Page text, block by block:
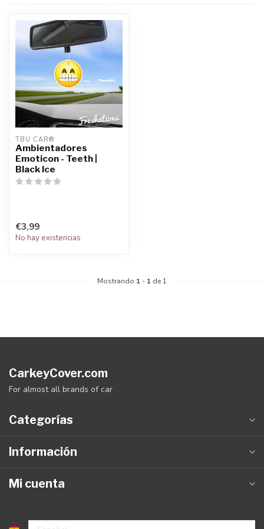
TBU CAR®
Ambientadores
Emoticon - Teeth |
Black Ice
€3,99
No hay existencias
Mostrando 1 - 1 de 1
CarkeyCover.com
For almost all brands of car
Categorías
Información
Mi cuenta